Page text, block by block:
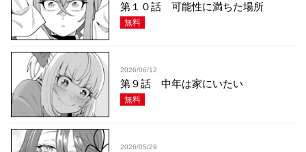
第１０話 可能性に満ちた場所
無料
2026/06/12
第９話 中年は家にいたい
無料
2026/05/29